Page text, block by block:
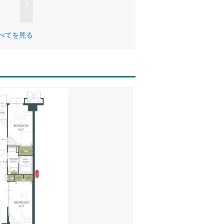
てを見る